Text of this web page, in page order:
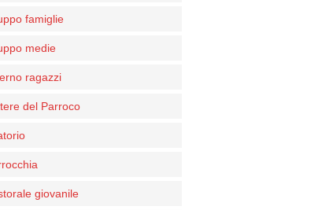
famiglie
medie
ragazzi
del Parroco
giovanile